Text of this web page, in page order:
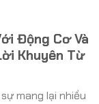
Động Cơ Và
Khuyên Từ
mang lại nhiều